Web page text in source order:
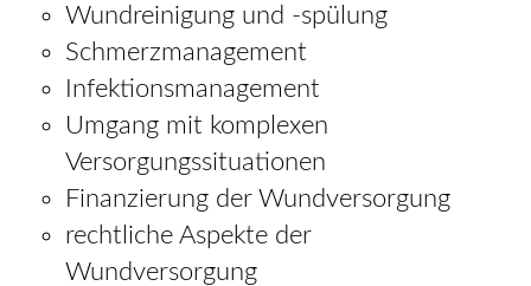
Wundreinigung und -spülung
Schmerzmanagement
Infektionsmanagement
Umgang mit komplexen
Versorgungssituationen
Finanzierung der Wundversorgung
rechtliche Aspekte der
Wundversorgung